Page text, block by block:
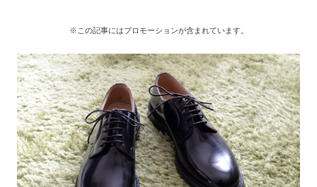
※この記事にはプロモーションが含まれています。